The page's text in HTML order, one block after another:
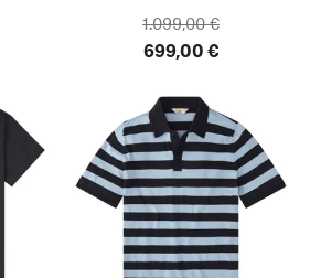
1.099,00 €
699,00 €